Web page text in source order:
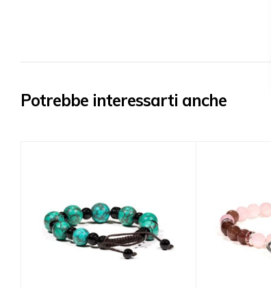
Potrebbe interessarti anche